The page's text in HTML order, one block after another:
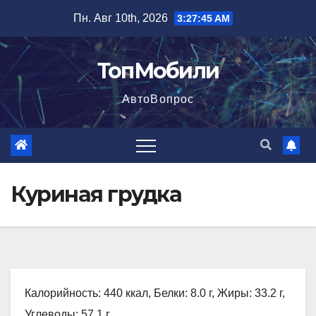
содержимому
Пн. Авг 10th, 2026 3:27:46 AM
ТопМобили
АвтоВопрос
Куриная грудка
Калорийность: 440 ккал, Белки: 8.0 г, Жиры: 33.2 г,